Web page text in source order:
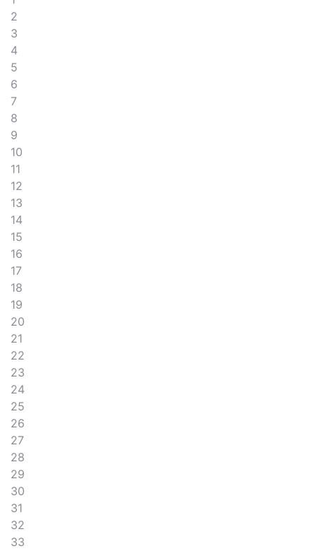
2
3
4
5
6
7
8
9
10
11
12
13
14
15
16
17
18
19
20
21
22
23
24
25
26
27
28
29
30
31
32
33